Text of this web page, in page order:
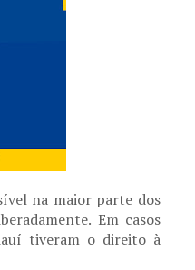
na maior parte dos
Em casos
tiveram o direito à